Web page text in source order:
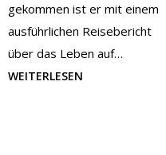
gekommen ist er mit einem
ausführlichen Reisebericht
über das Leben auf…
WEITERLESEN